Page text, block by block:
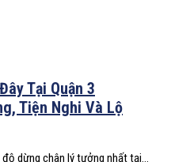
Tại Quận 3
Tiện Nghi Và Lộ
dừng chân lý tưởng nhất tại...